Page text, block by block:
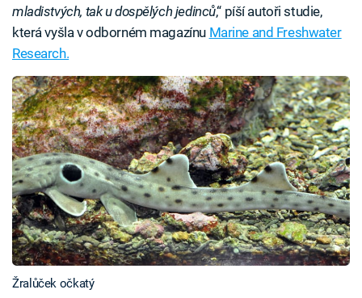
mladistvých, tak u dospělých jedinců,“ píší autoři studie,
která vyšla v odborném magazínu Marine and Freshwater
Research.
Žralůček očkatý